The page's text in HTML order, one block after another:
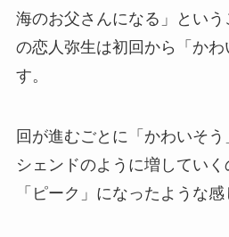
海のお父さんになる」とい
の恋人弥生は初回から「か
す。
回が進むごとに「かわいそ
シェンドのように増してい
「ピーク」になったような感